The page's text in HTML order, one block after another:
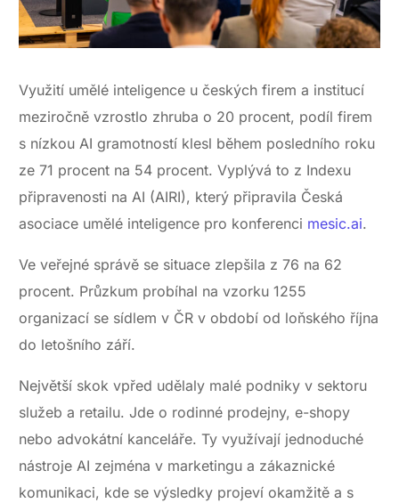
Využití umělé inteligence u českých firem a institucí
meziročně vzrostlo zhruba o 20 procent, podíl firem
s nízkou AI gramotností klesl během posledního roku
ze 71 procent na 54 procent. Vyplývá to z Indexu
připravenosti na AI (AIRI), který připravila Česká
asociace umělé inteligence pro konferenci mesic.ai.
Ve veřejné správě se situace zlepšila z 76 na 62
procent. Průzkum probíhal na vzorku 1255
organizací se sídlem v ČR v období od loňského října
do letošního září.
Největší skok vpřed udělaly malé podniky v sektoru
služeb a retailu. Jde o rodinné prodejny, e-shopy
nebo advokátní kanceláře. Ty využívají jednoduché
nástroje AI zejména v marketingu a zákaznické
komunikaci, kde se výsledky projeví okamžitě a s